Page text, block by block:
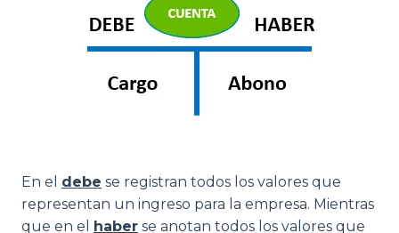
En el debe se registran todos los valores que
representan un ingreso para la empresa. Mientras
que en el haber se anotan todos los valores que